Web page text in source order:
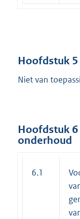
Hoofdstuk
Niet van
Hoofdstuk
onderhoud
6.1